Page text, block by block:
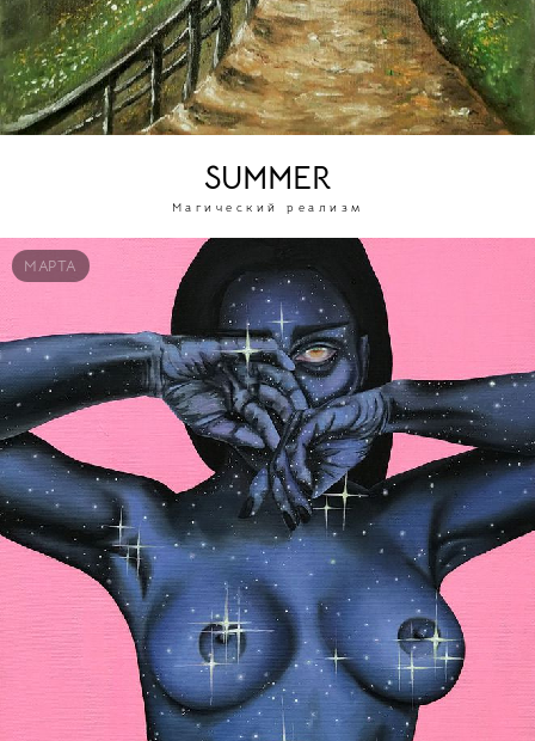
SUMMER
Магический реализм
МАРТА